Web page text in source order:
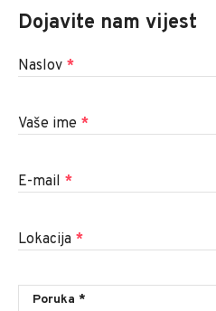
Dojavite nam vijest
Naslov *
Vaše ime *
E-mail *
Lokacija *